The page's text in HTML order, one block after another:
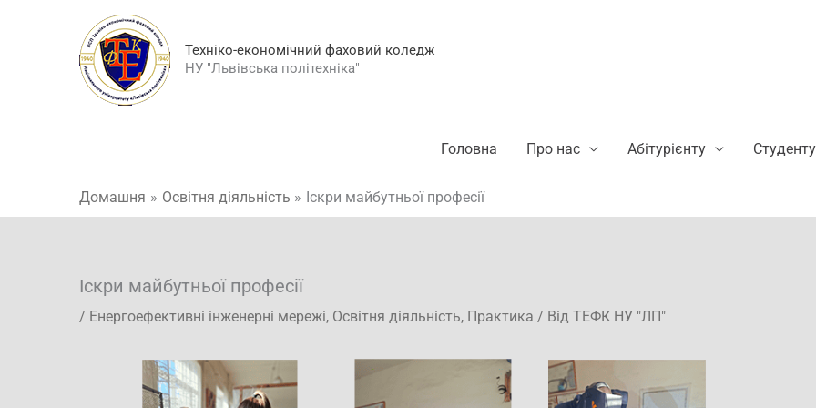
Техніко-економічний фаховий коледж
НУ "Львівська політехніка"
Головна Про нас Абітурієнту Студенту
Домашня Освітня діяльність Іскри майбутньої професії
Іскри майбутньої професії
/ Енергоефективні інженерні мережі, Освітня діяльність, Практика / Від ТЕФК НУ "ЛП"